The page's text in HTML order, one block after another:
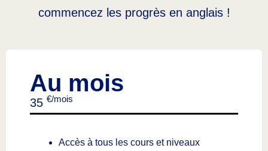
commencez les progrès en anglais !
Au mois
35 €/mois
Accès à tous les cours et niveaux